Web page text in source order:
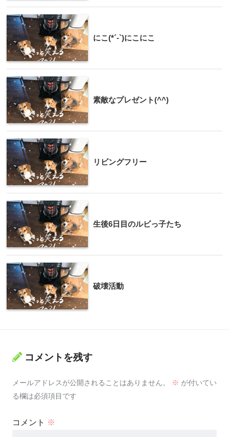
にこ(*´-`)にこにこ
素敵なプレゼント(^^)
リビングフリー
生後6日目のルビっ子たち
破壊活動
コメントを残す
メールアドレスが公開されることはありません。 ※ が付いてい
る欄は必須項目です
コメント ※